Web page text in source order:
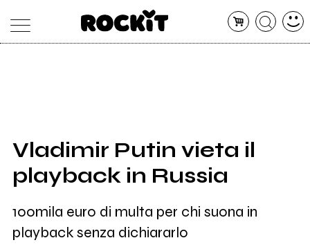
SHOP
RADIO
Vladimir Putin vieta il
playback in Russia
100mila euro di multa per chi suona in
playback senza dichiararlo